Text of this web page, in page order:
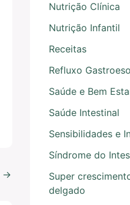
→
Nutrição Clínica
Nutrição Infantil
Receitas
Refluxo
Saúde e Bem
Saúde Intestinal
Sensibilidades e
Síndrome do
Super
delgado